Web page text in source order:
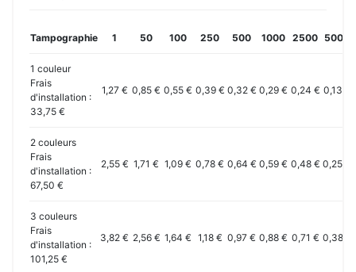
Tampographie 1 50 100 250 500 1000 2500 5000
1 couleur
Frais
d'installation :
33,75 €
1,27 € 0,85 € 0,55 € 0,39 € 0,32 € 0,29 € 0,24 € 0,13 €
2 couleurs
Frais
d'installation :
67,50 €
2,55 € 1,71 € 1,09 € 0,78 € 0,64 € 0,59 € 0,48 € 0,25 €
3 couleurs
Frais
d'installation :
101,25 €
3,82 € 2,56 € 1,64 € 1,18 € 0,97 € 0,88 € 0,71 € 0,38 €